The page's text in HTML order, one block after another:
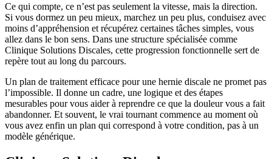
Ce qui compte, ce n’est pas seulement la vitesse, mais la direction.
Si vous dormez un peu mieux, marchez un peu plus, conduisez avec
moins d’appréhension et récupérez certaines tâches simples, vous
allez dans le bon sens. Dans une structure spécialisée comme
Clinique Solutions Discales, cette progression fonctionnelle sert de
repère tout au long du parcours.
Un plan de traitement efficace pour une hernie discale ne promet pas
l’impossible. Il donne un cadre, une logique et des étapes
mesurables pour vous aider à reprendre ce que la douleur vous a fait
abandonner. Et souvent, le vrai tournant commence au moment où
vous avez enfin un plan qui correspond à votre condition, pas à un
modèle générique.